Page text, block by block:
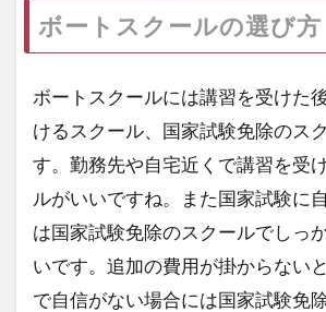
ボートスクールの選び方
ボートスクールには講習を受けた
けるスクール、国家試験免除のス
す。勤務先や自宅近くで講習を受
ルがいいですね。また国家試験に
は国家試験免除のスクールでしっ
いです。追加の費用が掛からない
で自信がない場合には国家試験免